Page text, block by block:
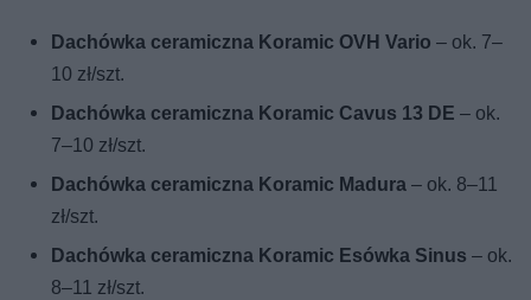
Dachówka ceramiczna Koramic OVH Vario – ok. 7–
10 zł/szt.
Dachówka ceramiczna Koramic Cavus 13 DE – ok.
7–10 zł/szt.
Dachówka ceramiczna Koramic Madura – ok. 8–11
zł/szt.
Dachówka ceramiczna Koramic Esówka Sinus – ok.
8–11 zł/szt.